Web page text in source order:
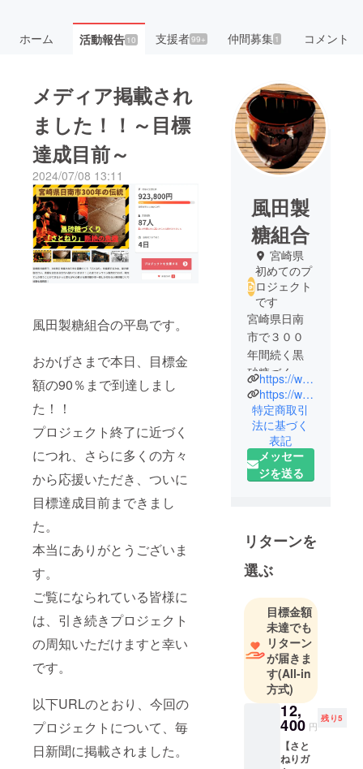
ホーム 活動報告10 支援者99+ 仲間募集 1 コメント
メディア掲載され
ました！！～目標
達成目前～
2024/07/08 13:11
風田製糖組合の平島です。
おかげさまで本日、目標金
額の90％まで到達しまし
た！！
プロジェクト終了に近づく
につれ、さらに多くの方々
から応援いただき、ついに
目標達成目前まできまし
た。
本当にありがとうございま
す。
ご覧になられている皆様に
は、引き続きプロジェクト
の周知いただけますと幸い
です。
以下URLのとおり、今回の
プロジェクトについて、毎
日新聞に掲載されました。
風田製
糖組合
宮崎県
初めてのプ
ロジェクト
です
宮崎県日南
市で３００
年間続く黒
砂糖づくり
「さとね
り」を県内
唯一の伝統
製法で行っ
ています。
先祖から口
重な伝統文
化を守って
いくため、
なった製糖
を継続して
いきたいと
思っていま
す。
https://www.instagram.com/kazeta_seitoukumiai/
https://www.nichinan.tv/pdf/satoneri.pdf
特定商取引
法に基づく
表記
メッセー
ジを送る
リターンを
選ぶ
目標金額
未達でも
リターン
が届きま
す(All-in
方式)
12,
400 円
残り5
【さと
ねりガ